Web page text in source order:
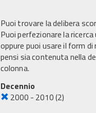
Puoi trovare la delibera
Puoi perfezionare la
oppure puoi usare il form di
pensi sia contenuta nella
colonna.
Decennio
2000 - 2010(2)